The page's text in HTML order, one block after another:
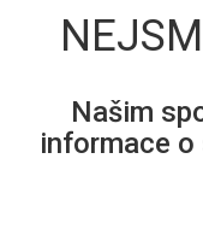
Našim
informace